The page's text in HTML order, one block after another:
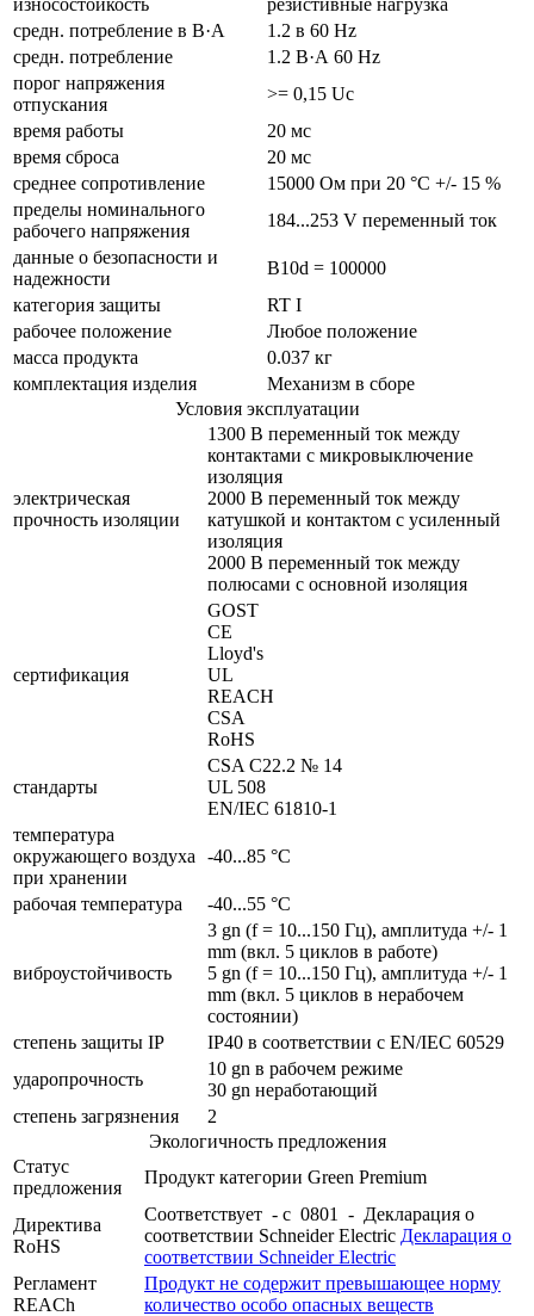
износостойкость
резистивные нагрузка
средн. потребление в В·А
1.2 в 60 Hz
средн. потребление
1.2 В·А 60 Hz
порог напряжения
отпускания
>= 0,15 Uc
время работы
20 мс
время сброса
20 мс
среднее сопротивление
15000 Ом при 20 °C +/- 15 %
пределы номинального
рабочего напряжения
184...253 V переменный ток
данные о безопасности и
надежности
B10d = 100000
категория защиты
RT I
рабочее положение
Любое положение
масса продукта
0.037 кг
комплектация изделия
Механизм в сборе
Условия эксплуатации
электрическая
прочность изоляции
1300 В переменный ток между
контактами с микровыключение
изоляция
2000 В переменный ток между
катушкой и контактом с усиленный
изоляция
2000 В переменный ток между
полюсами с основной изоляция
сертификация
GOST
CE
Lloyd's
UL
REACH
CSA
RoHS
стандарты
CSA C22.2 № 14
UL 508
EN/IEC 61810-1
температура
окружающего воздуха
при хранении
-40...85 °C
рабочая температура -40...55 °C
виброустойчивость
3 gn (f = 10...150 Гц), амплитуда +/- 1
mm (вкл. 5 циклов в работе)
5 gn (f = 10...150 Гц), амплитуда +/- 1
mm (вкл. 5 циклов в нерабочем
состоянии)
cтепень защиты IP
IP40 в соответствии с EN/IEC 60529
ударопрочность
10 gn в рабочем режиме
30 gn неработающий
степень загрязнения
2
Экологичность предложения
Статус
предложения
Продукт категории Green Premium
Директива
RoHS
Соответствует - с 0801 - Декларация о
соответствии Schneider Electric Декларация о
соответствии Schneider Electric
Регламент
REACh
Продукт не содержит превышающее норму
количество особо опасных веществ